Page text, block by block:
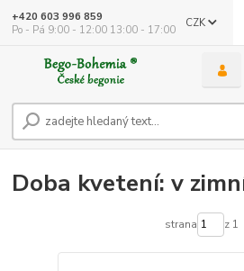
CZK
+420 603 996 859
Po - Pá 9:00 - 12:00 13:00 - 17:00
Doba kvetení: v
strana z 1